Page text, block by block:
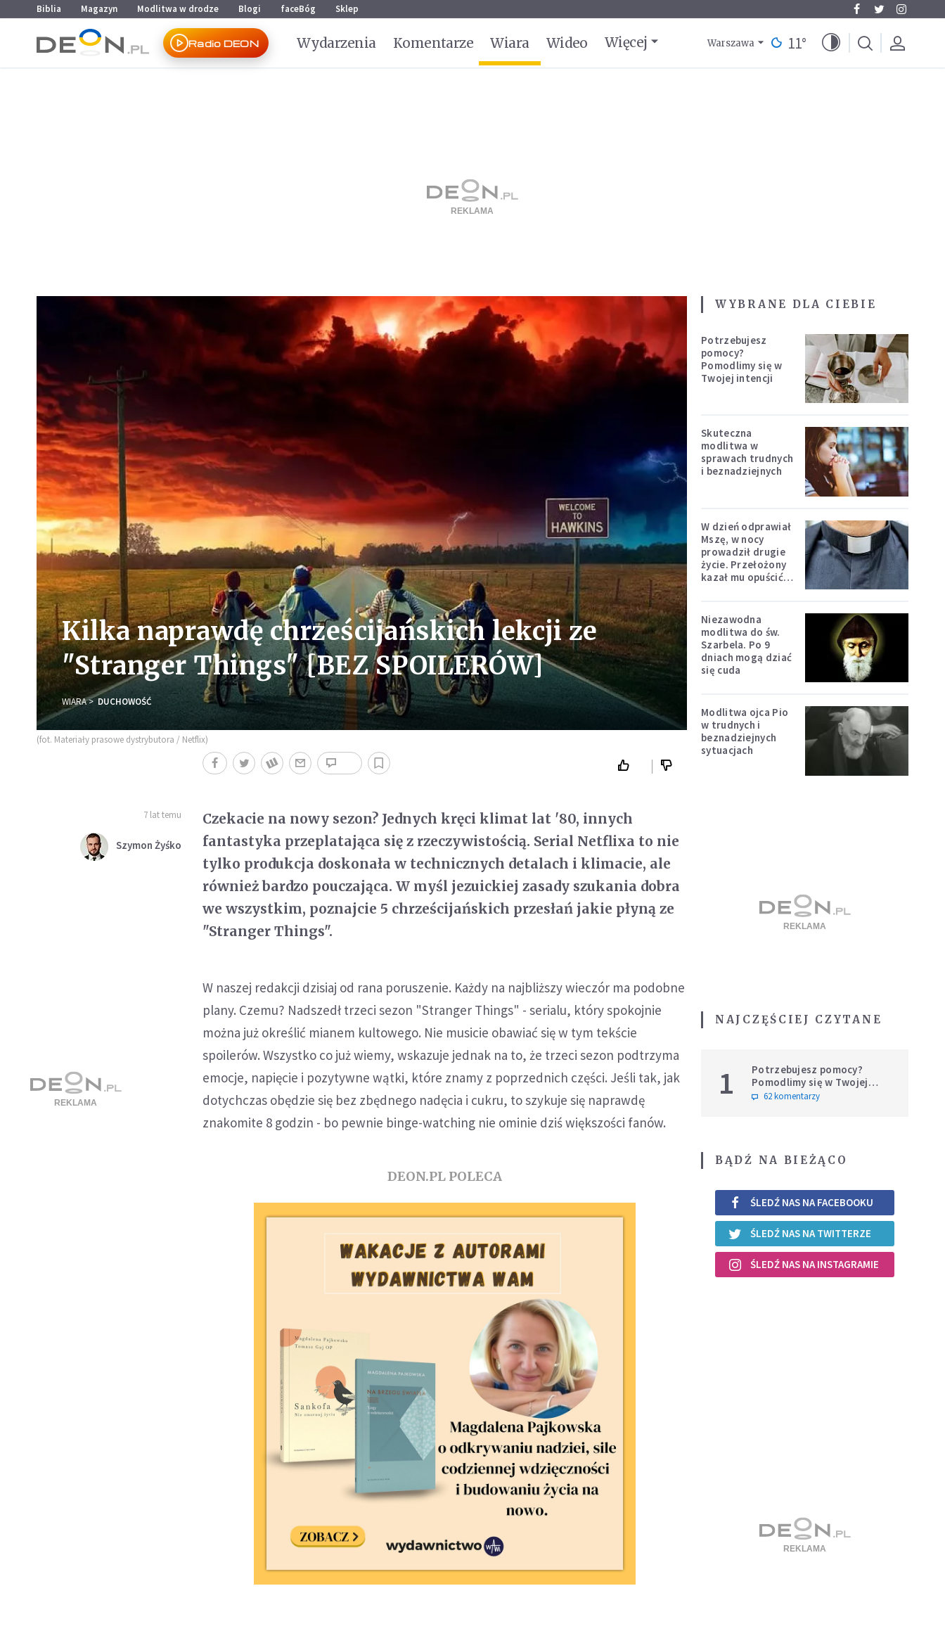
Przejdź do menu głównego
Przejdź do treści
Biblia Magazyn Modlitwa w drodze Blogi faceBóg Sklep
Radio DEON Wydarzenia Komentarze Wiara Wideo Więcej Warszawa 11°
Kilka naprawdę chrześcijańskich lekcji ze
"Stranger Things" [BEZ SPOILERÓW]
WIARA DUCHOWOŚĆ
(fot. Materiały prasowe dystrybutora / Netflix)
7 lat temu
Szymon Żyśko
Czekacie na nowy sezon? Jednych kręci klimat lat '80, innych
fantastyka przeplatająca się z rzeczywistością. Serial Netflixa to nie
tylko produkcja doskonała w technicznych detalach i klimacie, ale
również bardzo pouczająca. W myśl jezuickiej zasady szukania dobra
we wszystkim, poznajcie 5 chrześcijańskich przesłań jakie płyną ze
"Stranger Things".
W naszej redakcji dzisiaj od rana poruszenie. Każdy na najbliższy wieczór ma podobne
plany. Czemu? Nadszedł trzeci sezon "Stranger Things" - serialu, który spokojnie
można już określić mianem kultowego. Nie musicie obawiać się w tym tekście
spoilerów. Wszystko co już wiemy, wskazuje jednak na to, że trzeci sezon podtrzyma
emocje, napięcie i pozytywne wątki, które znamy z poprzednich części. Jeśli tak, jak
dotychczas obędzie się bez zbędnego nadęcia i cukru, to szykuje się naprawdę
znakomite 8 godzin - bo pewnie binge-watching nie ominie dziś większości fanów.
DEON.PL POLECA
WYBRANE DLA CIEBIE
Potrzebujesz
pomocy?
Pomodlimy się w
Twojej intencji
Skuteczna
modlitwa w
sprawach trudnych
i beznadziejnych
W dzień odprawiał
Mszę, w nocy
prowadził drugie
życie. Przełożony
kazał mu opuścić
Niezawodna
modlitwa do św.
Szarbela. Po 9
dniach mogą dziać
się cuda
Modlitwa ojca Pio
w trudnych i
beznadziejnych
sytuacjach
NAJCZĘŚCIEJ CZYTANE
1
Potrzebujesz pomocy?
Pomodlimy się w Twojej
intencji
62 komentarzy
BĄDŹ NA BIEŻĄCO
ŚLEDŹ NAS NA FACEBOOKU
ŚLEDŹ NAS NA TWITTERZE
ŚLEDŹ NAS NA INSTAGRAMIE